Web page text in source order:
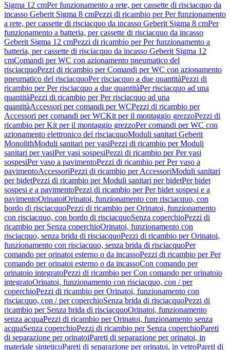
Sigma 12 cmPer funzionamento a rete, per cassette di risciacquo da
incasso Geberit Sigma 8 cmPezzi di ricambio per Per funzionamento
a rete, per cassette di risciacquo da incasso Geberit Sigma 8 cmPer
funzionamento a batteria, per cassette di risciacquo da incasso
Geberit Sigma 12 cmPezzi di ricambio per Per funzionamento a
batteria, per cassette di risciacquo da incasso Geberit Sigma 12
cmComandi per WC con azionamento pneumatico del
risciacquoPezzi di ricambio per Comandi per WC con azionamento
pneumatico del risciacquoPer risciacquo a due quantitàPezzi di
ricambio per Per risciacquo a due quantitàPer risciacquo ad una
quantitàPezzi di ricambio per Per risciacquo ad una
quantitàAccessori per comandi per WCPezzi di ricambio per
Accessori per comandi per WCKit per il montaggio grezzoPezzi di
ricambio per Kit per il montaggio grezzoPer comandi per WC con
azionamento elettronico del risciacquoModuli sanitari Geberit
MonolithModuli sanitari per vasiPezzi di ricambio per Moduli
sanitari per vasiPer vasi sospesiPezzi di ricambio per Per vasi
sospesiPer vaso a pavimentoPezzi di ricambio per Per vaso a
pavimentoAccessoriPezzi di ricambio per AccessoriModuli sanitari
per bidetPezzi di ricambio per Moduli sanitari per bidetPer bidet
sospesi e a pavimentoPezzi di ricambio per Per bidet sospesi e a
pavimentoOrinatoiOrinatoi, funzionamento con risciacquo, con
bordo di risciacquoPezzi di ricambio per Orinatoi, funzionamento
con risciacquo, con bordo di risciacquoSenza coperchioPezzi di
ricambio per Senza coperchioOrinatoi, funzionamento con
risciacquo, senza brida di risciacquoPezzi di ricambio per Orinatoi,
funzionamento con risciacquo, senza brida di risciacquoPer
comando per orinatoi esterno o da incassoPezzi di ricambio per Per
comando per orinatoi esterno o da incassoCon comando per
orinatoio integratoPezzi di ricambio per Con comando per orinatoio
integratoOrinatoi, funzionamento con risciacquo, con / per
coperchioPezzi di ricambio per Orinatoi, funzionamento con
risciacquo, con / per coperchioSenza brida di risciacquoPezzi di
ricambio per Senza brida di risciacquoOrinatoi, funzionamento
senza acquaPezzi di ricambio per Orinatoi, funzionamento senza
acquaSenza coperchioPezzi di ricambio per Senza coperchioPareti
di separazione per orinatoiPareti di separazione per orinatoi, in
materiale sinteticoPareti di separazione per orinatoi, in vetroPareti di